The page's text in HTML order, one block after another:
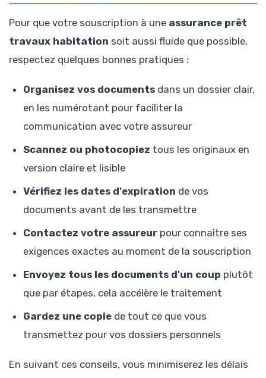
Pour que votre souscription à une assurance prêt
travaux habitation soit aussi fluide que possible,
respectez quelques bonnes pratiques :
Organisez vos documents dans un dossier clair,
en les numérotant pour faciliter la
communication avec votre assureur
Scannez ou photocopiez tous les originaux en
version claire et lisible
Vérifiez les dates d'expiration de vos
documents avant de les transmettre
Contactez votre assureur pour connaître ses
exigences exactes au moment de la souscription
Envoyez tous les documents d'un coup plutôt
que par étapes, cela accélère le traitement
Gardez une copie de tout ce que vous
transmettez pour vos dossiers personnels
En suivant ces conseils, vous minimiserez les délais